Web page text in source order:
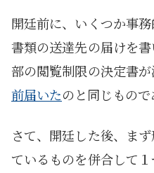
開廷前に、いくつか事
書類の送達先の届けを
部の閲覧制限の決定書
前届いたのと同じもので
さて、開廷した後、ま
ているものを併合して